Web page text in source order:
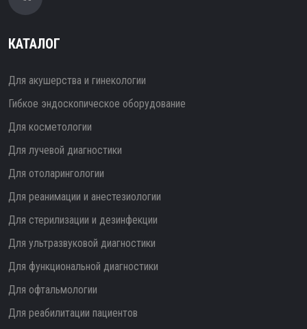
КАТАЛОГ
Для акушерства и гинекологии
Гибкое эндоскопическое оборудование
Для косметологии
Для лучевой диагностики
Для отоларингологии
Для реанимации и анестезиологии
Для стерилизации и дезинфекции
Для ультразвуковой диагностики
Для функциональной диагностики
Для офтальмологии
Для реабилитации пациентов